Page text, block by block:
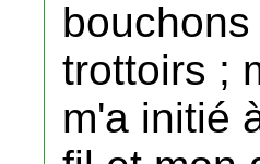
trottoirs ;
m'a initié